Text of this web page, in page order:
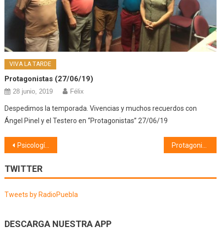
VIVA LA TARDE
Protagonistas (27/06/19)
28 junio, 2019 Félix
Despedimos la temporada. Vivencias y muchos recuerdos con
Ángel Pinel y el Testero en “Protagonistas” 27/06/19
Navegación
de
entradas
Psicología (06/06/19)
TWITTER
Tweets by RadioPuebla
DESCARGA NUESTRA APP